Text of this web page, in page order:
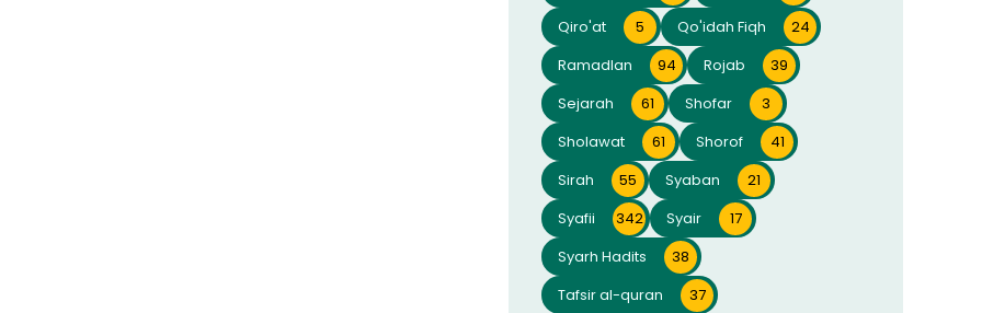
Qiro'at
5 Qo'idah Fiqh
24
Ramadlan
94 Rojab
39
Sejarah
61 Shofar
3
Sholawat
61 Shorof
41
Sirah
55 Syaban
21
Syafii
342 Syair
17
Syarh Hadits
38
Tafsir al-quran
37